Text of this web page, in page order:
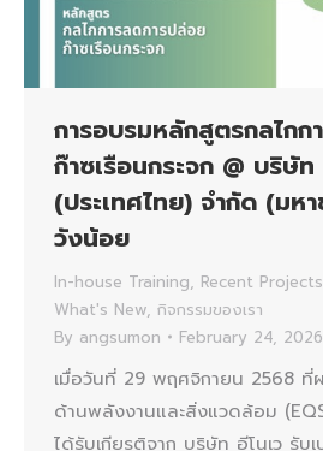
การอบรมหลักสูตรกลไกก
ก๊าซเรือนกระจก @ บริษัท
(ประเทศไทย) จำกัด (มห
วังน้อย
In-house Training, Recent Projects
What's New, กิจกรรมของเรา
By angsumon February 24, 2026
เมื่อวันที่ 29 พฤศจิกายน 2568 ที่
ด้านพลังงานและสิ่งแวดล้อม
ได้รับเกียรติจาก บริษัท อีโนเว รับ